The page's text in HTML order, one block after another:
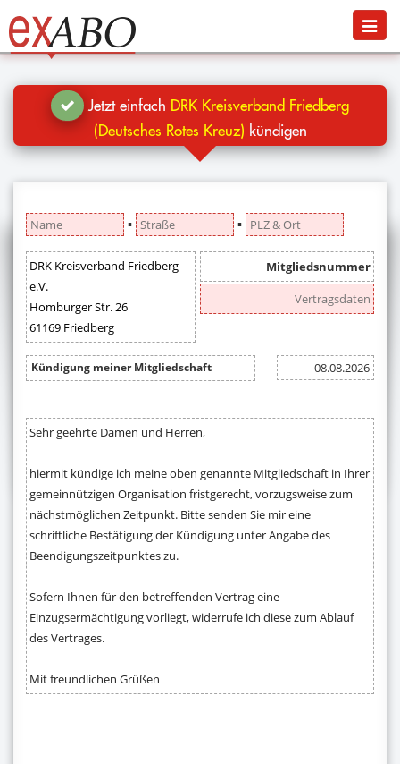
Jetzt kündigen
Blog
Hilfe
Anmelden
Menü
Jetzt einfach DRK Kreisverband Friedberg
(Deutsches Rotes Kreuz) kündigen
▪ ▪